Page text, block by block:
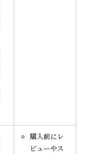
購入前にレ
ビューやス